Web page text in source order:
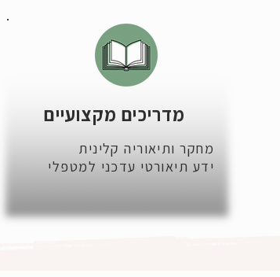
מדריכים מקצועיים
מחקר ותיאוריה קלינית
ידע תיאורטי עדכני למטפלי